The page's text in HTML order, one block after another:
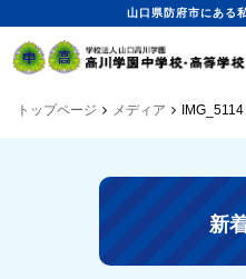
山口県防府市にある
トップページ メディア IMG_5114
新